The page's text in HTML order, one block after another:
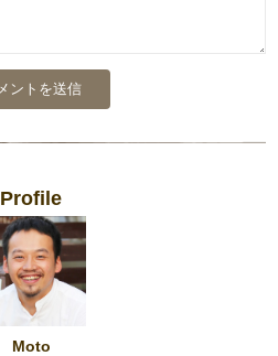
Profile
Moto